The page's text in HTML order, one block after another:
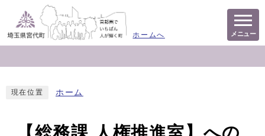
ホームへ メニュー
現在位置 ホーム